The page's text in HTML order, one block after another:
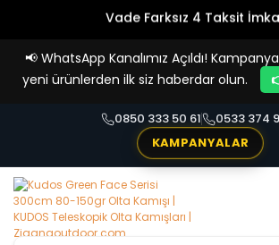
Vade Farksız 4 Taksit
📢 WhatsApp Kanalımız Açıldı!
yeni ürünlerden ilk siz haberdar olun.
0850 333 50 61
0533 374
KAMPANYALAR